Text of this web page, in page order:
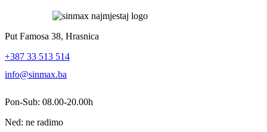
Put Famosa 38, Hrasnica
+387 33 513 514
info@sinmax.ba
Pon-Sub: 08.00-20.00h
Ned: ne radimo